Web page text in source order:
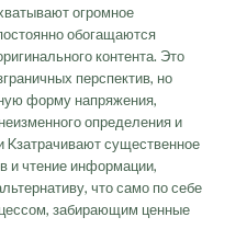
огромное
обогащаются
контента. Это
перспектив, но
форму напряжения,
определения и
Kзатрачивают существенное
и чтение информации,
что само по себе
забирающим ценные